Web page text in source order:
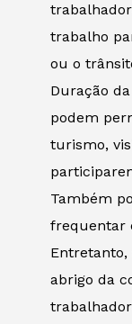
trabalho
ou o
Duração
podem
turismo,
Também
frequentar
Entretanto,
abrigo da